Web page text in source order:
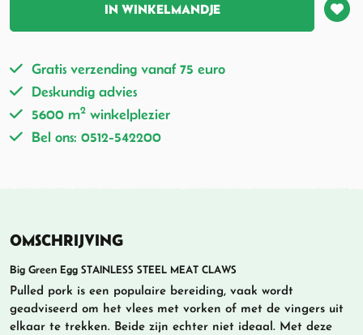
IN WINKELMANDJE
Gratis verzending vanaf 75 euro
Deskundig advies
5600 m2 winkelplezier
Bel ons: 0512-542200
OMSCHRIJVING
Big Green Egg STAINLESS STEEL MEAT CLAWS
Pulled pork is een populaire bereiding, vaak wordt
geadviseerd om het vlees met vorken of met de vingers uit
elkaar te trekken. Beide zijn echter niet ideaal. Met deze